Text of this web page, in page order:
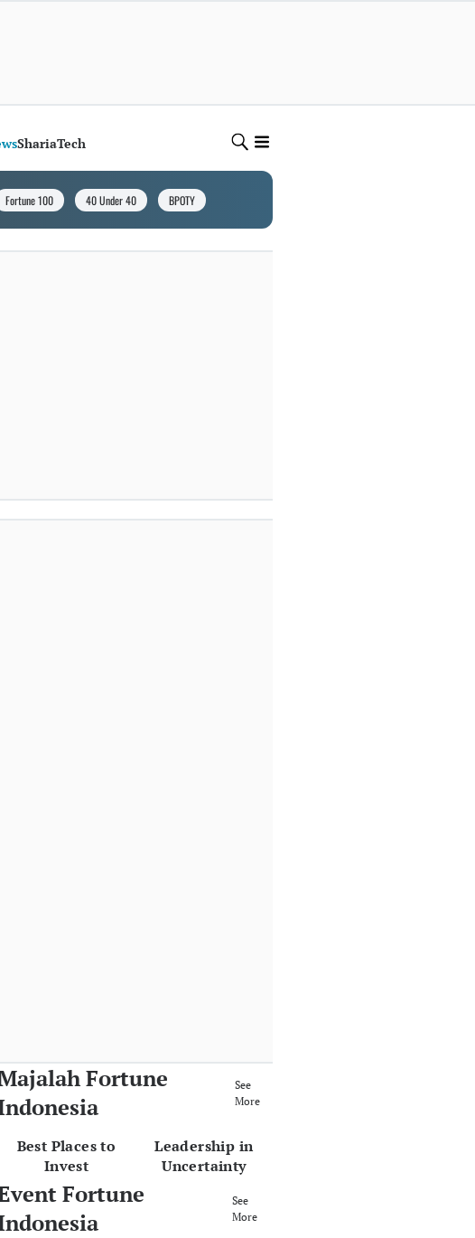
ShariaTech
Fortune 100 40 Under 40 BPOTY
Fortune
See
More
Best Places to
Invest
Leadership in
Uncertainty
Fortune
See
More